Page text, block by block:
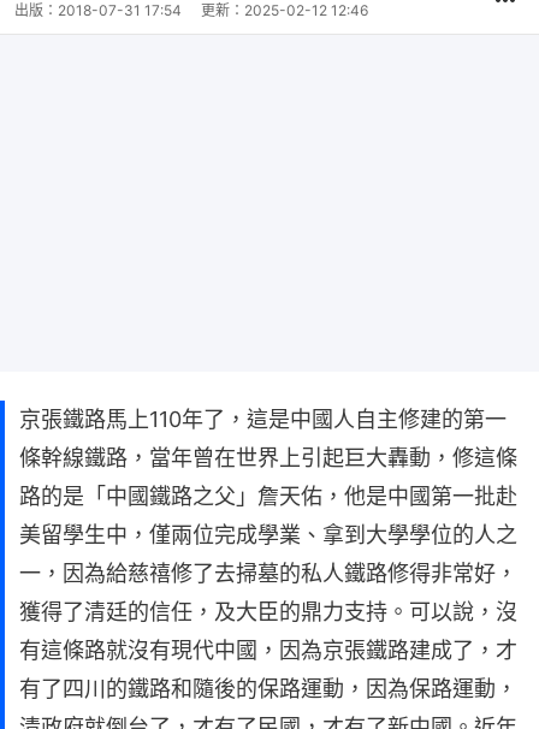
出版： 2018-07-31 17:54 更新： 2025-02-12 12:46
京張鐵路馬上110年了，這是中國人自主修建的第一
條幹線鐵路，當年曾在世界上引起巨大轟動，修這條
路的是「中國鐵路之父」詹天佑，他是中國第一批赴
美留學生中，僅兩位完成學業、拿到大學學位的人之
一，因為給慈禧修了去掃墓的私人鐵路修得非常好，
獲得了清廷的信任，及大臣的鼎力支持。可以說，沒
有這條路就沒有現代中國，因為京張鐵路建成了，才
有了四川的鐵路和隨後的保路運動，因為保路運動，